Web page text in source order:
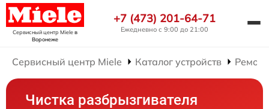
Сервисный центр Mieleв
Воронеже
+7 (473) 201-64-71
Ежедневно с 9:00 до 21:00
Сервисный центр Miele Каталог устройств
Чистка разбрызгивателя